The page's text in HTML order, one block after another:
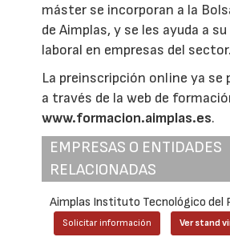
máster se incorporan a la
de Aimplas, y se les ayuda a
laboral en empresas del sector.
La preinscripción online ya se
a través de la web de
www.formacion.aimplas.es.
EMPRESAS O ENTIDADES
RELACIONADAS
Aimplas Instituto Tecnológico del
Solicitar información Ver stand